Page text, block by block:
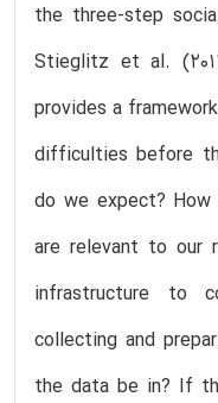
the three-step
Stieglitz et al.
provides a
difficulties before
do we expect?
are relevant to our
infrastructure to
collecting and
the data be in? If